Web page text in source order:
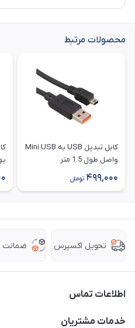
محصولات مرتبط
کابل تبدیل USB به Mini USB
واصل طول 1.5 متر
499,000 تومان
تحویل اکسپرس ضمانت
اطلاعات تماس
63 0000 43 - 021
خدمات مشتریان